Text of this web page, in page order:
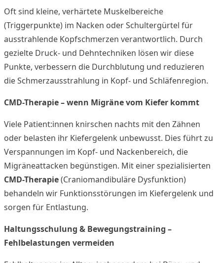
Oft sind kleine, verhärtete Muskelbereiche
(Triggerpunkte) im Nacken oder Schultergürtel für
ausstrahlende Kopfschmerzen verantwortlich. Durch
gezielte Druck- und Dehntechniken lösen wir diese
Punkte, verbessern die Durchblutung und reduzieren
die Schmerzausstrahlung in Kopf- und Schläfenregion.
CMD-Therapie – wenn Migräne vom Kiefer kommt
Viele Patient:innen knirschen nachts mit den Zähnen
oder belasten ihr Kiefergelenk unbewusst. Dies führt zu
Verspannungen im Kopf- und Nackenbereich, die
Migräneattacken begünstigen. Mit einer spezialisierten
CMD-Therapie(Craniomandibuläre Dysfunktion)
behandeln wir Funktionsstörungen im Kiefergelenk und
sorgen für Entlastung.
Haltungsschulung & Bewegungstraining –
Fehlbelastungen vermeiden